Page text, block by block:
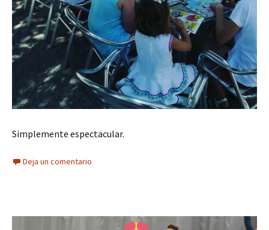
Simplemente espectacular.
Deja un comentario